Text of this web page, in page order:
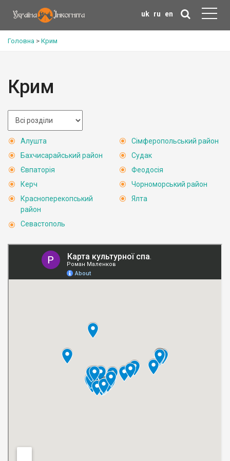
uk ru en
Головна > Крим
Крим
Алушта
Бахчисарайський район
Євпаторія
Керч
Красноперекопський
район
Севастополь
Сімферопольський район
Судак
Феодосія
Чорноморський район
Ялта